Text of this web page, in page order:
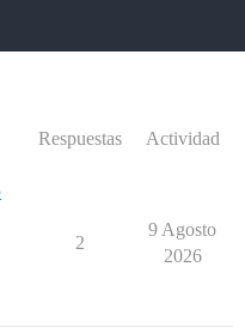
Respuestas Actividad
2
9 Agosto
2026